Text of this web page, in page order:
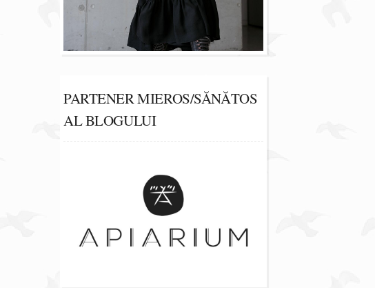
PARTENER MIEROS/SĂNĂTOS
AL BLOGULUI